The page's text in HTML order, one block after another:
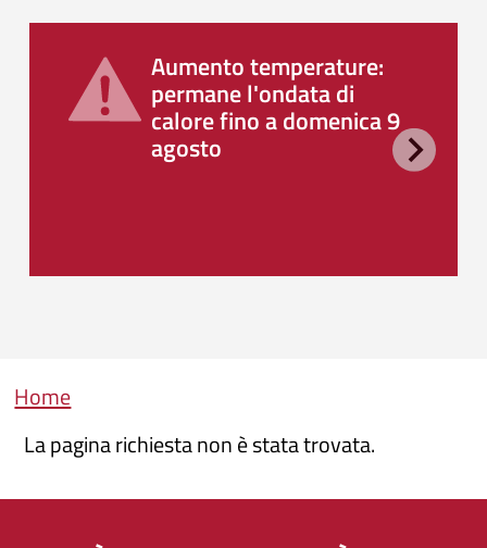
Aumento temperature:
permane l'ondata di
calore fino a domenica 9
agosto
Briciole di pane
Home
La pagina richiesta non è stata trovata.